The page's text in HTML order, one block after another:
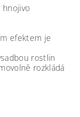
hnojivo
efektem je
rostlin
rozkládá